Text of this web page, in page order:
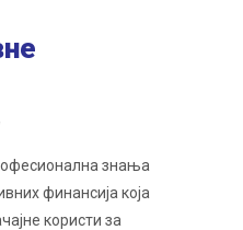
знања
финансија која
користи за